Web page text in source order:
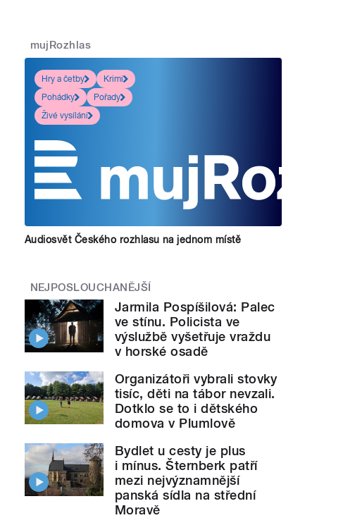
mujRozhlas
Hry a četby
Krimi
Pohádky
Pořady
Živé vysílání
Audiosvět Českého rozhlasu na jednom místě
NEJPOSLOUCHANĚJŠÍ
Jarmila Pospíšilová: Palec
ve stínu. Policista ve
výslužbě vyšetřuje vraždu
v horské osadě
Organizátoři vybrali stovky
tisíc, děti na tábor nevzali.
Dotklo se to i dětského
domova v Plumlově
Bydlet u cesty je plus
i mínus. Šternberk patří
mezi nejvýznamnější
panská sídla na střední
Moravě